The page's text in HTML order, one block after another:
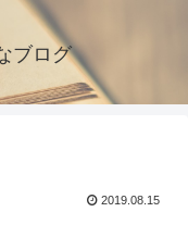
ブログ
2019.08.15